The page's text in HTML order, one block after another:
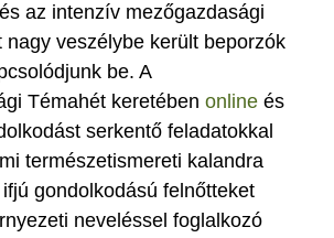
az intenzív mezőgazdasági
nagy veszélybe került beporzók
be. A
Témahét keretében online és
serkentő feladatokkal
természetismereti kalandra
gondolkodású felnőtteket
neveléssel foglalkozó